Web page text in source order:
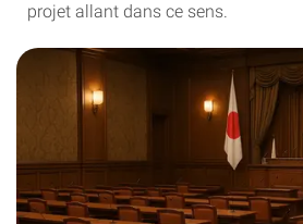
projet allant dans ce sens.